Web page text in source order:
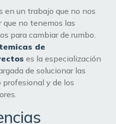
en un trabajo que no nos
que no tenemos las
para cambiar de rumbo.
de
es la especialización
de solucionar las
y de los